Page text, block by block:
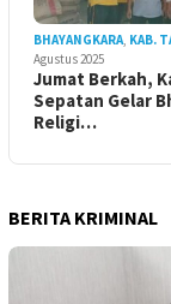
BHAYANGKARA, KAB.
Agustus 2025
Jumat Berkah,
Sepatan Gelar
Religi…
BERITA KRIMINAL